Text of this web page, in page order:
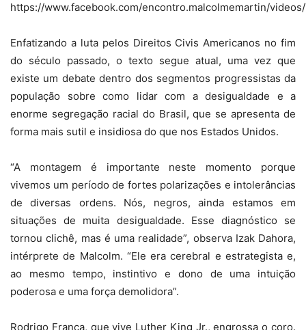
https://www.facebook.com/encontro.malcolmemartin/
Enfatizando a luta pelos Direitos Civis Americanos no fim
do século passado, o texto segue atual, uma vez que
existe um debate dentro dos segmentos progressistas da
população sobre como lidar com a desigualdade e a
enorme segregação racial do Brasil, que se apresenta de
forma mais sutil e insidiosa do que nos Estados Unidos.
“A montagem é importante neste momento porque
vivemos um período de fortes polarizações e intolerâncias
de diversas ordens. Nós, negros, ainda estamos em
situações de muita desigualdade. Esse diagnóstico se
tornou clichê, mas é uma realidade”, observa Izak Dahora,
intérprete de Malcolm. “Ele era cerebral e estrategista e,
ao mesmo tempo, instintivo e dono de uma intuição
poderosa e uma força demolidora”.
Rodrigo França, que vive Luther King Jr., engrossa o coro.